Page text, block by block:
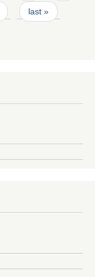
last »